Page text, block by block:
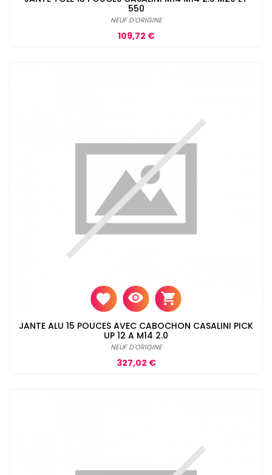
550
NEUF D'ORIGINE
Prix
109,72 €
JANTE ALU 15 POUCES AVEC CABOCHON CASALINI PICK
UP 12 A M14 2.0
NEUF D'ORIGINE
Prix
327,02 €